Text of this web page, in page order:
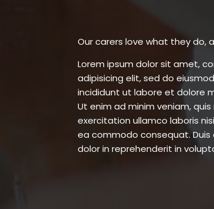
Our carers love what they do,
Lorem ipsum dolor sit amet,
adipisicing elit, sed do
incididunt ut labore et dolore
Ut enim ad minim veniam,
exercitation ullamco laboris
ea commodo consequat. Duis
dolor in reprehenderit in
cillum dolore eu fugiat
Excepteur sint occaecat
proident, sunt in culpa qui
mollit anim id est laborum. Sed ut
unde omnis iste natus error
accusantium doloremque